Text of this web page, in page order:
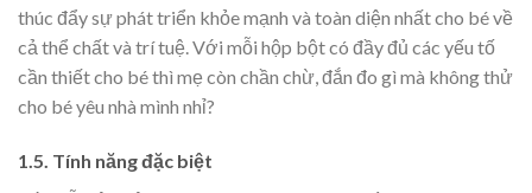
thúc đẩy sự phát triển khỏe mạnh và toàn diện nhất cho bé về
cả thể chất và trí tuệ. Với mỗi hộp bột có đầy đủ các yếu tố
cần thiết cho bé thì mẹ còn chần chừ, đắn đo gì mà không thử
cho bé yêu nhà mình nhỉ?
1.5. Tính năng đặc biệt